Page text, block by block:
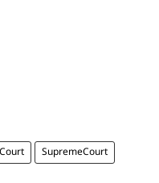
SupremeCourt